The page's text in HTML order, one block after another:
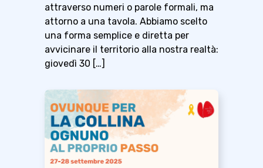
attraverso numeri o parole formali, ma
attorno a una tavola. Abbiamo scelto
una forma semplice e diretta per
avvicinare il territorio alla nostra realtà:
giovedì 30 […]